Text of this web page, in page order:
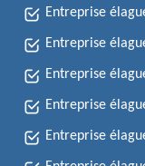
Entreprise
Entreprise
Entreprise
Entreprise
Entreprise